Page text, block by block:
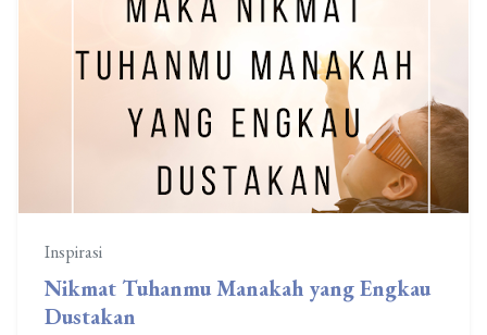
Inspirasi
Nikmat Tuhanmu Manakah yang Engkau
Dustakan